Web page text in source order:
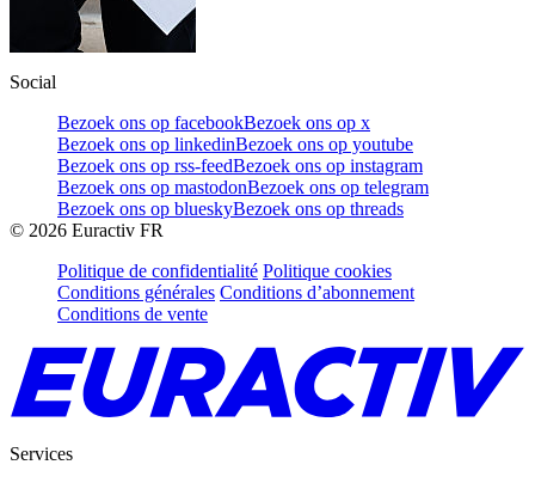
Social
Bezoek ons op facebookBezoek ons op x
Bezoek ons op linkedinBezoek ons op youtube
Bezoek ons op rss-feedBezoek ons op instagram
Bezoek ons op mastodonBezoek ons op telegram
Bezoek ons op blueskyBezoek ons op threads
© 2026 Euractiv FR
Politique de confidentialité Politique cookies
Conditions générales Conditions d’abonnement
Conditions de vente
Services